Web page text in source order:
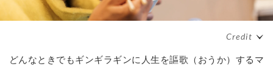
どんなときでもギンギラギンに人生を謳歌（おうか）するマ